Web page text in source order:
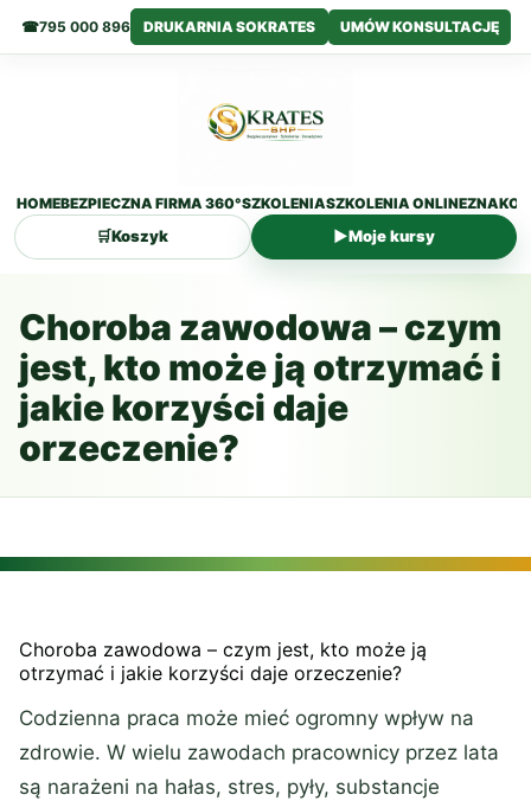
☎795 000 896 DRUKARNIA SOKRATES UMÓW KONSULTACJĘ
HOMEBEZPIECZNA FIRMA 360°SZKOLENIASZKOLENIA ONLINE
🛒Koszyk ▶Moje kursy
treściChoroba zawodowa – czym
jest, kto może ją otrzymać i
jakie korzyści daje
orzeczenie?
Choroba zawodowa – czym jest, kto może ją
otrzymać i jakie korzyści daje orzeczenie?
Codzienna praca może mieć ogromny wpływ na
zdrowie. W wielu zawodach pracownicy przez lata
są narażeni na hałas, stres, pyły, substancje